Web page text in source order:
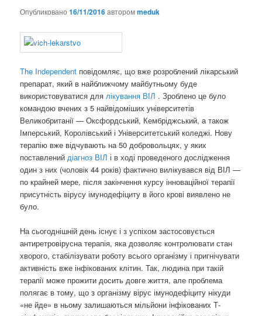
Опубликовано16/11/2016авторомmeduk
The Independent повідомляє, що вже розроблений лікарський
препарат, який в найближчому майбутньому буде
використовуватися длялікування ВІЛ . Зроблено це було
командою вчених з 5 найвідоміших університетів
Великобританії — Оксфордський, Кембріджський, а також
Імперський, Королівський і Університетський коледжі. Нову
терапію вже відчувають на 50 добровольцях, у яких
поставленийдіагноз ВІЛі в ході проведеного дослідження
один з них (чоловік 44 років) фактично вилікувався від ВІЛ —
по крайней мере, після закінчення курсу інноваційної терапії
присутність вірусу імунодефіциту в його крові виявлено не
було.
На сьогоднішній день існує і з успіхом застосовується
антиретровірусна терапія, яка дозволяє контролювати стан
хворого, стабілізувати роботу всього організму і пригнічувати
активність вже інфікованих клітин. Так, людина при такій
терапії може прожити досить довге життя, але проблема
полягає в тому, що з організму вірус імунодефіциту нікуди
«не йде» в ньому залишаються мільйони інфікованих Т-